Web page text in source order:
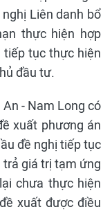
Liên danh bổ
thực hiện hợp
tiếp tục thực hiện
đầu tư.
- Nam Long có
xuất phương án
đề nghị tiếp tục
trả giá trị tạm ứng
chưa thực hiện
xuất được điều